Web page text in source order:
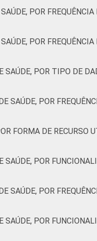
- 0
- 0
da Informação
- TIC Saúde 2019.
POR
POR
POR TIPO DE
SAÚDE, POR
FORMA DE RECURSO
POR
SAÚDE, POR
POR